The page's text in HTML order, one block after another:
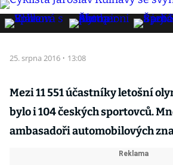
25. srpna 2016 · 13:08
Mezi 11 551 účastníky letošní
bylo i 104 českých sportovců.
ambasadoři automobilových